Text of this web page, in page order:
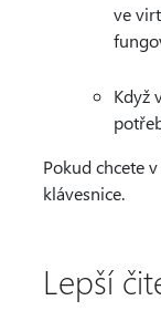
ve
Když
Pokud chcete
klávesnice.
Lepší